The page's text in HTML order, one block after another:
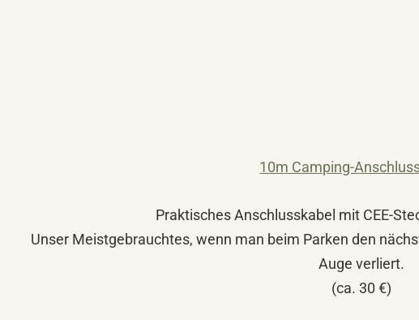
10m Camping-
Praktisches Anschlusskabel mit CEE-
Unser Meistgebrauchtes, wenn man beim Parken den
Auge verliert.
(ca. 30 €)